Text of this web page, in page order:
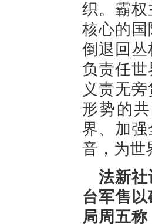
织。霸
核心的
倒退回
负责任
义责无
形势的
界、加
音，为世
法新
台军售
局周五